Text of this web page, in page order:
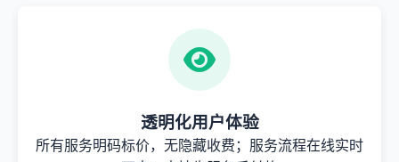
透明化用户体验
所有服务明码标价，无隐藏收费；服务流程在线实时